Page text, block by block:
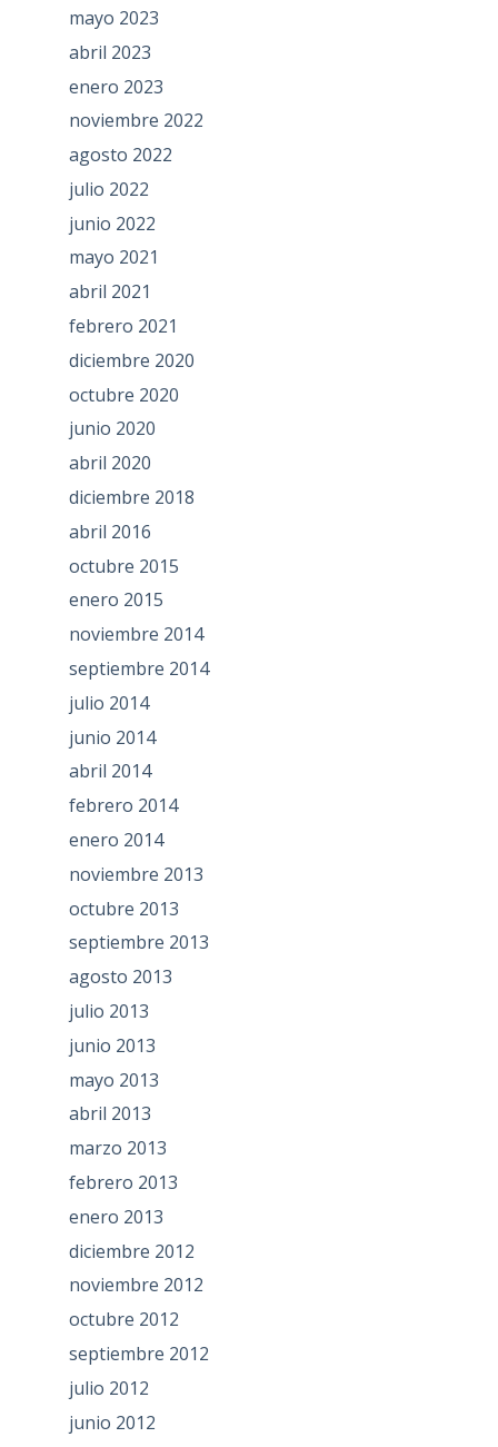
mayo 2023
abril 2023
enero 2023
noviembre 2022
agosto 2022
julio 2022
junio 2022
mayo 2021
abril 2021
febrero 2021
diciembre 2020
octubre 2020
junio 2020
abril 2020
diciembre 2018
abril 2016
octubre 2015
enero 2015
noviembre 2014
septiembre 2014
julio 2014
junio 2014
abril 2014
febrero 2014
enero 2014
noviembre 2013
octubre 2013
septiembre 2013
agosto 2013
julio 2013
junio 2013
mayo 2013
abril 2013
marzo 2013
febrero 2013
enero 2013
diciembre 2012
noviembre 2012
octubre 2012
septiembre 2012
julio 2012
junio 2012